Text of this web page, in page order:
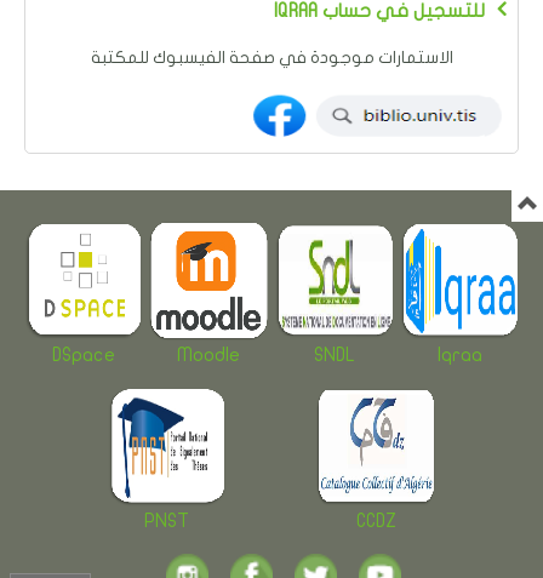
IQRAA للتسجيل في حساب
الاستمارات موجودة في صفحة الفيسبوك للمكتبة
DSpace Moodle SNDL Iqraa
PNST CCDZ